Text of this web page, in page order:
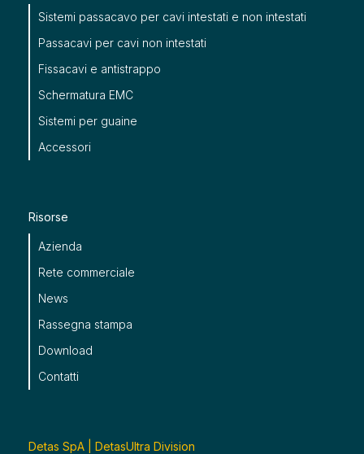
Sistemi passacavo per cavi intestati e non intestati
Passacavi per cavi non intestati
Fissacavi e antistrappo
Schermatura EMC
Sistemi per guaine
Accessori
Risorse
Azienda
Rete commerciale
News
Rassegna stampa
Download
Contatti
Detas SpA | DetasUltra Division